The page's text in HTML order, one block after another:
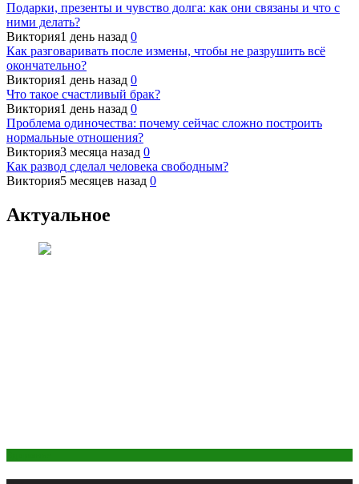
Подарки, презенты и чувство долга: как они связаны и что с
ними делать?
Виктория1 день назад 0
Как разговаривать после измены, чтобы не разрушить всё
окончательно?
Виктория1 день назад 0
Что такое счастливый брак?
Виктория1 день назад 0
Проблема одиночества: почему сейчас сложно построить
нормальные отношения?
Виктория3 месяца назад 0
Как развод сделал человека свободным?
Виктория5 месяцев назад 0
Актуальное